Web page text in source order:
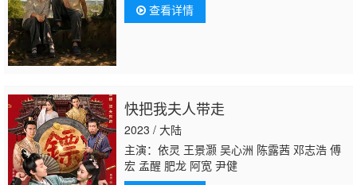
查看详情
快把我夫人带走
2023 / 大陆
主演：依灵 王景灏 吴心洲 陈露茜 邓志浩 傅
宏 孟醒 肥龙 阿宽 尹健